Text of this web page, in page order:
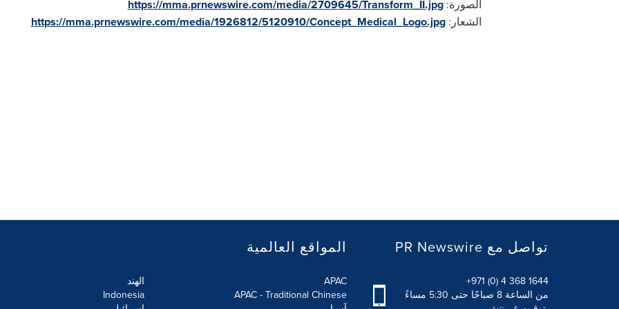
الصورة:https://mma.prnewswire.com/media/2709645/Transform_II.jpg
الشعار:https://mma.prnewswire.com/media/1926812/5120910/Concept_Medical_Logo.jpg
PR Newswire تواصل مع
+971 (0) 4 368 1644
من الساعة 8 صباحًا حتى 5:30 مساءً
المواقع العالمية
APAC
APAC - Traditional Chinese
الهند
Indonesia